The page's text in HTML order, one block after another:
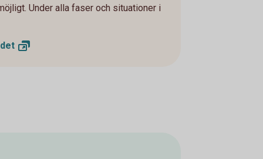
Under alla faser och situationer i